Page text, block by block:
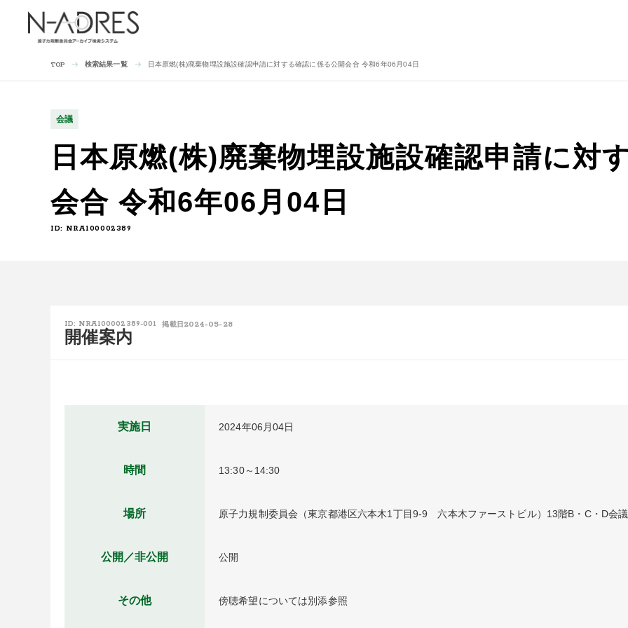
TOP 検索結果一覧 日本原燃(株)廃棄物埋設施設確認申請に対する確認に係る公開会合 令和6年06月04日
会議
日本原燃(株)廃棄物埋設施設確認申請に対
会合 令和6年06月04日
ID: NRA100002389
ID: NRA100002389-001 掲載日 2024-05-28
開催案内
実施日 2024年06月04日
時間 13:30～14:30
場所 原子力規制委員会（東京都港区六本木1丁目9-9　六本木ファーストビル）13階B・C・D会
公開／非公開 公開
その他 傍聴希望については別添参照